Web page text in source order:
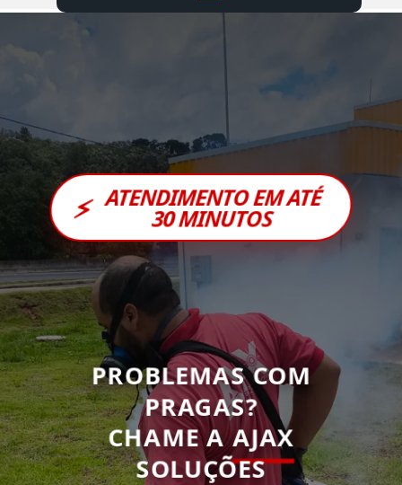
⚡ ATENDIMENTO EM ATÉ
30 MINUTOS
PROBLEMAS COM
PRAGAS?
CHAME AAJAX
SOLUÇÕES